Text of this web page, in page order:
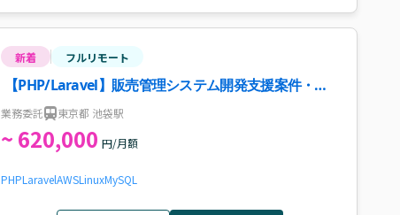
新着 フルリモート
【PHP/Laravel】販売管理システム開発支援案件・求
人
業務委託 東京都 池袋駅
~ 620,000 円/月額
PHPLaravelAWSLinuxMySQL